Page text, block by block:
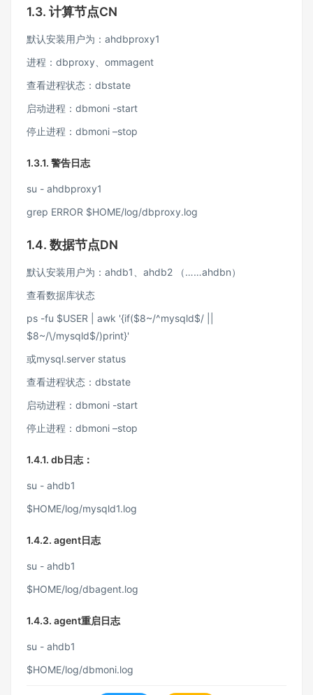
1.3. 计算节点CN
默认安装用户为：ahdbproxy1
进程：dbproxy、ommagent
查看进程状态：dbstate
启动进程：dbmoni -start
停止进程：dbmoni –stop
1.3.1. 警告日志
su - ahdbproxy1
grep ERROR $HOME/log/dbproxy.log
1.4. 数据节点DN
默认安装用户为：ahdb1、ahdb2 （……ahdbn）
查看数据库状态
ps -fu $USER | awk '{if($8~/^mysqld$/ ||
$8~/\/mysqld$/)print}'
或mysql.server status
查看进程状态：dbstate
启动进程：dbmoni -start
停止进程：dbmoni –stop
1.4.1. db日志：
su - ahdb1
$HOME/log/mysqld1.log
1.4.2. agent日志
su - ahdb1
$HOME/log/dbagent.log
1.4.3. agent重启日志
su - ahdb1
$HOME/log/dbmoni.log